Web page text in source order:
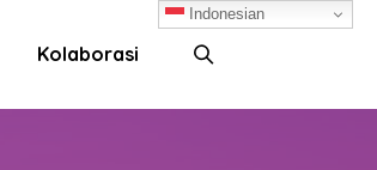
Kolaborasi
Indonesian